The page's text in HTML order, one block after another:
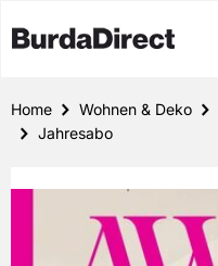
Home Wohnen & Deko
Jahresabo